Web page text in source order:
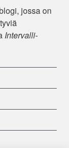
jossa on
Intervalli-